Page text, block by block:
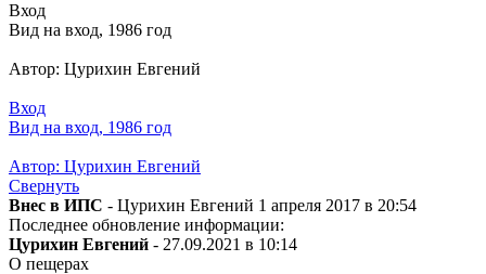
Вход
Вид на вход, 1986 год
Автор: Цурихин Евгений
Вход
Вид на вход, 1986 год
Автор: Цурихин Евгений
Свернуть
Внес в ИПС - Цурихин Евгений 1 апреля 2017 в 20:54
Последнее обновление информации:
Цурихин Евгений - 27.09.2021 в 10:14
О пещерах